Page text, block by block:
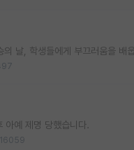
의 날, 학생들에게 부끄러움을 배웁
예 제명 당했습니다.